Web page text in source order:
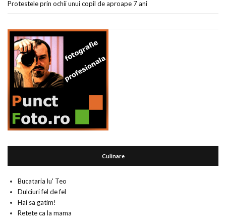
Protestele prin ochii unui copil de aproape 7 ani
Culinare
Bucataria lu' Teo
Dulciuri fel de fel
Hai sa gatim!
Retete ca la mama